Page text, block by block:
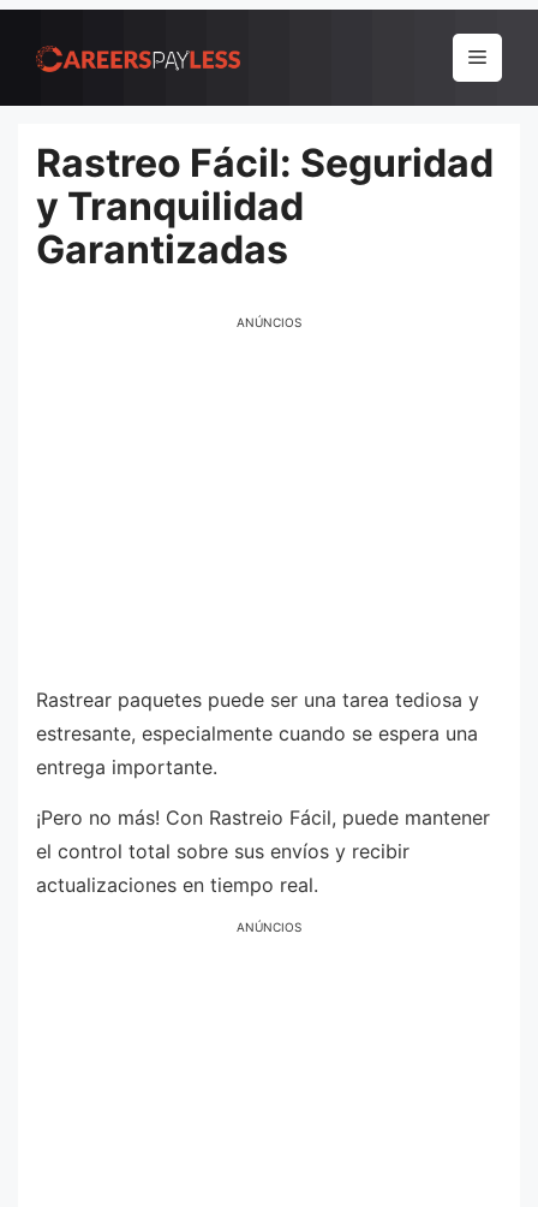
para
conteúdo
Menu
Rastreo Fácil: Seguridad
y Tranquilidad
Garantizadas
ANÚNCIOS
Rastrear paquetes puede ser una tarea tediosa y
estresante, especialmente cuando se espera una
entrega importante.
¡Pero no más! Con Rastreio Fácil, puede mantener
el control total sobre sus envíos y recibir
actualizaciones en tiempo real.
ANÚNCIOS